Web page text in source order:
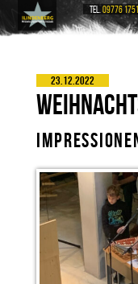
TEL.09776 1751
23.12.2022